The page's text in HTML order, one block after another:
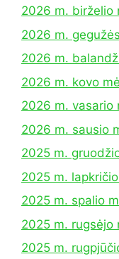
2026 m. birželio
2026 m.
2026 m.
2026 m. kovo
2026 m. vasario
2026 m. sausio
2025 m.
2025 m.
2025 m. spalio
2025 m. rugsėjo
2025 m.